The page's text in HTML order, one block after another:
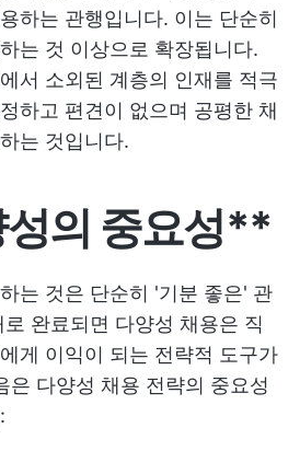
하는 관행입니다. 이는 단순히
는 것 이상으로 확장됩니다.
서 소외된 계층의 인재를 적극
하고 편견이 없으며 공평한 채
는 것입니다.
의 중요성**
는 것은 단순히 '기분 좋은' 관
완료되면 다양성 채용은 직
게 이익이 되는 전략적 도구가
은 다양성 채용 전략의 중요성